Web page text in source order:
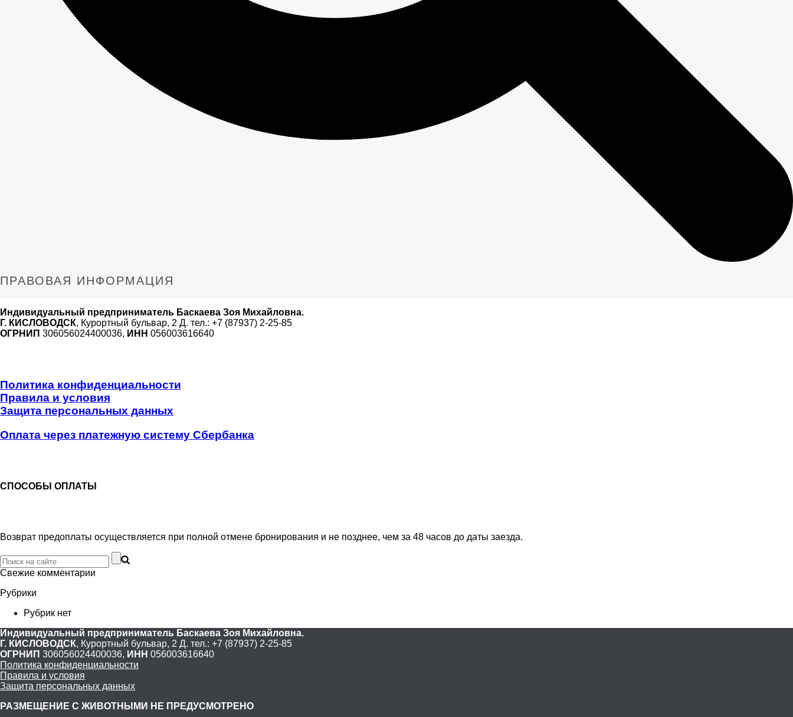
ПРАВОВАЯ ИНФОРМАЦИЯ
Индивидуальный предприниматель Баскаева Зоя Михайловна.
Г. КИСЛОВОДСК, Курортный бульвар, 2 Д. тел.: +7 (87937) 2-25-85
ОГРНИП 306056024400036, ИНН 056003616640
Политика конфиденциальности
Правила и условия
Защита персональных данных
Оплата через платежную систему Сбербанка
СПОСОБЫ ОПЛАТЫ
Возврат предоплаты осуществляется при полной отмене бронирования и не позднее, чем за 48 часов до даты заезда.
Свежие комментарии
Рубрики
Рубрик нет
Индивидуальный предприниматель Баскаева Зоя Михайловна.
Г. КИСЛОВОДСК, Курортный бульвар, 2 Д. тел.: +7 (87937) 2-25-85
ОГРНИП 306056024400036, ИНН 056003616640
Политика конфиденциальности
Правила и условия
Защита персональных данных
РАЗМЕЩЕНИЕ С ЖИВОТНЫМИ НЕ ПРЕДУСМОТРЕНО